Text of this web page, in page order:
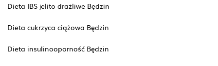
Dieta IBS jelito drażliwe Będzin
Dieta cukrzyca ciążowa Będzin
Dieta insulinooporność Będzin